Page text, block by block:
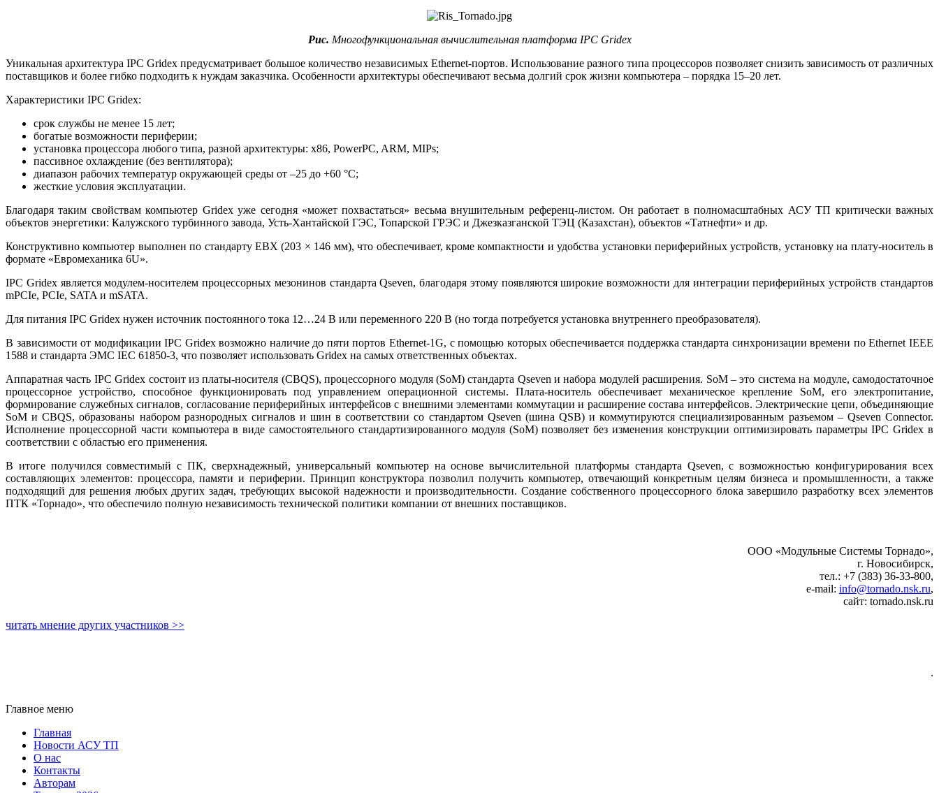
Рис. Многофункциональная вычислительная платформа IPC Gridex
Уникальная архитектура IPC Gridex предусматривает большое количество независимых Ethernet-портов. Использование разного типа процессоров позволяет снизить зависимость от различных
поставщиков и более гибко подходить к нуждам заказчика. Особенности архитектуры обеспечивают весьма долгий срок жизни компьютера – порядка 15–20 лет.
Характеристики IPC Gridex:
срок службы не менее 15 лет;
богатые возможности периферии;
установка процессора любого типа, разной архитектуры: x86, PowerPC, ARM, MIPs;
пассивное охлаждение (без вентилятора);
диапазон рабочих температур окружающей среды от –25 до +60 °C;
жесткие условия эксплуатации.
Благодаря таким свойствам компьютер Gridex уже сегодня «может похвастаться» весьма внушительным референц-листом. Он работает в полномасштабных АСУ ТП критически важных
объектов энергетики: Калужского турбинного завода, Усть-Хантайской ГЭС, Топарской ГРЭС и Джезказганской ТЭЦ (Казахстан), объектов «Татнефти» и др.
Конструктивно компьютер выполнен по стандарту EBX (203 × 146 мм), что обеспечивает, кроме компактности и удобства установки периферийных устройств, установку на плату-носитель в
формате «Евромеханика 6U».
IPC Gridex является модулем-носителем процессорных мезонинов стандарта Qseven, благодаря этому появляются широкие возможности для интеграции периферийных устройств стандартов
mPCIe, PCIe, SATA и mSATA.
Для питания IPC Gridex нужен источник постоянного тока 12…24 В или переменного 220 В (но тогда потребуется установка внутреннего преобразователя).
В зависимости от модификации IPC Gridex возможно наличие до пяти портов Ethernet‑1G, с помощью которых обеспечивается поддержка стандарта синхронизации времени по Ethernet IEEE
1588 и стандарта ЭМС IEC 61850-3, что позволяет использовать Gridex на самых ответственных объектах.
Аппаратная часть IPC Gridex состоит из платы-носителя (CBQS), процессорного модуля (SoM) стандарта Qseven и набора модулей расширения. SoM – это система на модуле, самодостаточное
процессорное устройство, способное функционировать под управлением операционной системы. Плата-носитель обеспечивает механическое крепление SoM, его электропитание,
формирование служебных сигналов, согласование периферийных интерфейсов с внешними элементами коммутации и расширение состава интерфейсов. Электрические цепи, объединяющие
SoM и CBQS, образованы набором разнородных сигналов и шин в соответствии со стандартом Qseven (шина QSB) и коммутируются специализированным разъемом – Qseven Connector.
Исполнение процессорной части компьютера в виде самостоятельного стандартизированного модуля (SoM) позволяет без изменения конструкции оптимизировать параметры IPC Gridex в
соответствии с областью его применения.
В итоге получился совместимый с ПК, сверхнадежный, универсальный компьютер на основе вычислительной платформы стандарта Qseven, с возможностью конфигурирования всех
составляющих элементов: процессора, памяти и периферии. Принцип конструктора позволил получить компьютер, отвечающий конкретным целям бизнеса и промышленности, а также
подходящий для решения любых других задач, требующих высокой надежности и производительности. Создание собственного процессорного блока завершило разработку всех элементов
ПТК «Торнадо», что обеспечило полную независимость технической политики компании от внешних поставщиков.
ООО «Модульные Системы Торнадо»,
г. Новосибирск,
тел.: +7 (383) 36-33-800,
e‑mail: info@tornado.nsk.ru,
сайт: tornado.nsk.ru
читать мнение других участников >>
.
Главное меню
Главная
Новости АСУ ТП
О нас
Контакты
Авторам